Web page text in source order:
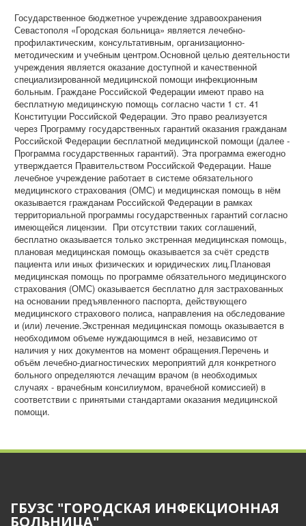
Государственное бюджетное учреждение здравоохранения
Севастополя «Городская больница» является лечебно-
профилактическим, консультативным, организационно-
методическим и учебным центром.Основной целью деятельности
учреждения является оказание доступной и качественной
специализированной медицинской помощи инфекционным
больным. Граждане Российской Федерации имеют право на
бесплатную медицинскую помощь согласно части 1 ст. 41
Конституции Российской Федерации. Это право реализуется
через Программу государственных гарантий оказания гражданам
Российской Федерации бесплатной медицинской помощи (далее -
Программа государственных гарантий). Эта программа ежегодно
утверждается Правительством Российской Федерации. Наше
лечебное учреждение работает в системе обязательного
медицинского страхования (ОМС) и медицинская помощь в нём
оказывается гражданам Российской Федерации в рамках
территориальной программы государственных гарантий согласно
имеющейся лицензии. При отсутствии таких соглашений,
бесплатно оказывается только экстренная медицинская помощь,
плановая медицинская помощь оказывается за счёт средств
пациента или иных физических и юридических лиц.Плановая
медицинская помощь по программе обязательного медицинского
страхования (ОМС) оказывается бесплатно для застрахованных
на основании предъявленного паспорта, действующего
медицинского страхового полиса, направления на обследование
и (или) лечение.Экстренная медицинская помощь оказывается в
необходимом объеме нуждающимся в ней, независимо от
наличия у них документов на момент обращения.Перечень и
объём лечебно-диагностических мероприятий для конкретного
больного определяются лечащим врачом (в необходимых
случаях - врачебным консилиумом, врачебной комиссией) в
соответствии с принятыми стандартами оказания медицинской
помощи.
ГБУЗС "ГОРОДСКАЯ ИНФЕКЦИОННАЯ
БОЛЬНИЦА"